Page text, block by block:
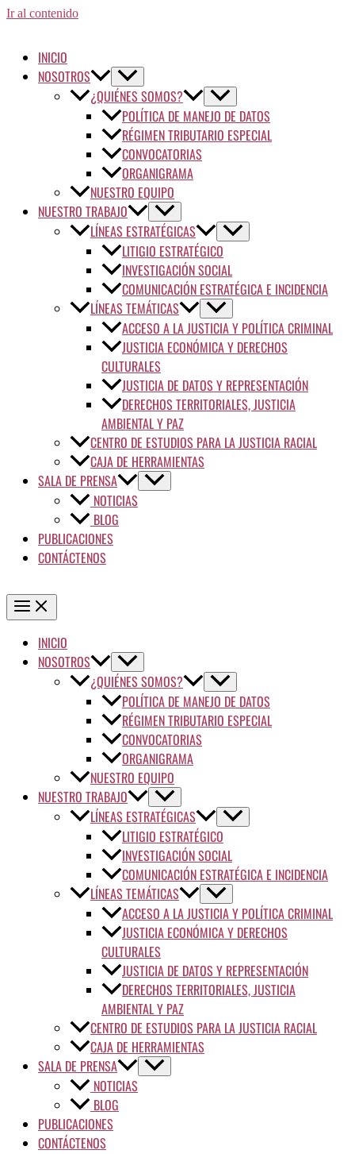
Ir al contenido
INICIO
NOSOTROS
¿QUIÉNES SOMOS?
POLÍTICA DE MANEJO DE DATOS
RÉGIMEN TRIBUTARIO ESPECIAL
CONVOCATORIAS
ORGANIGRAMA
NUESTRO EQUIPO
NUESTRO TRABAJO
LÍNEAS ESTRATÉGICAS
LITIGIO ESTRATÉGICO
INVESTIGACIÓN SOCIAL
COMUNICACIÓN ESTRATÉGICA E INCIDENCIA
LÍNEAS TEMÁTICAS
ACCESO A LA JUSTICIA Y POLÍTICA CRIMINAL
JUSTICIA ECONÓMICA Y DERECHOS
CULTURALES
JUSTICIA DE DATOS Y REPRESENTACIÓN
DERECHOS TERRITORIALES, JUSTICIA
AMBIENTAL Y PAZ
CENTRO DE ESTUDIOS PARA LA JUSTICIA RACIAL
CAJA DE HERRAMIENTAS
SALA DE PRENSA
NOTICIAS
BLOG
PUBLICACIONES
CONTÁCTENOS
INICIO
NOSOTROS
¿QUIÉNES SOMOS?
POLÍTICA DE MANEJO DE DATOS
RÉGIMEN TRIBUTARIO ESPECIAL
CONVOCATORIAS
ORGANIGRAMA
NUESTRO EQUIPO
NUESTRO TRABAJO
LÍNEAS ESTRATÉGICAS
LITIGIO ESTRATÉGICO
INVESTIGACIÓN SOCIAL
COMUNICACIÓN ESTRATÉGICA E INCIDENCIA
LÍNEAS TEMÁTICAS
ACCESO A LA JUSTICIA Y POLÍTICA CRIMINAL
JUSTICIA ECONÓMICA Y DERECHOS
CULTURALES
JUSTICIA DE DATOS Y REPRESENTACIÓN
DERECHOS TERRITORIALES, JUSTICIA
AMBIENTAL Y PAZ
CENTRO DE ESTUDIOS PARA LA JUSTICIA RACIAL
CAJA DE HERRAMIENTAS
SALA DE PRENSA
NOTICIAS
BLOG
PUBLICACIONES
CONTÁCTENOS